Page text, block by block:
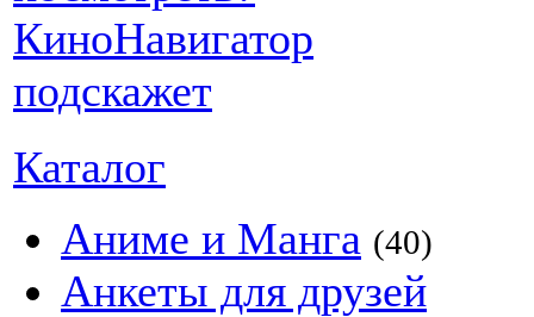
Каталог
Аниме и Манга (40)
Анкеты для друзей